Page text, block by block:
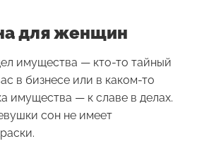
для женщин
имущества — кто-то тайный
в бизнесе или в каком-то
имущества — к славе в делах.
сон не имеет